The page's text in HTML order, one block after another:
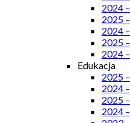
2024
2025
2024
2025
2024
Edukacja
2025
2024
2025
2024